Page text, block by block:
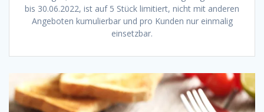
bis 30.06.2022, ist auf 5 Stück limitiert, nicht mit anderen
Angeboten kumulierbar und pro Kunden nur einmalig
einsetzbar.